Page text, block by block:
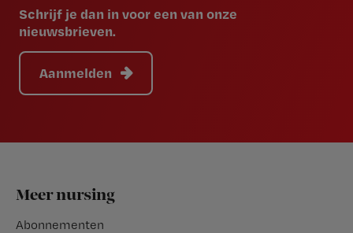
Schrijf je dan in voor een van onze
nieuwsbrieven.
Aanmelden
Footer
Meer nursing
Abonnementen